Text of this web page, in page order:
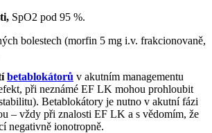
SpO2 pod 95 %.
bolestech (morfin 5 mg i.v. frakcionovaně,
betablokátorů v akutním managementu
při neznámé EF LK mohou prohloubit
Betablokátory je nutno v akutní fázi
– vždy při znalosti EF LK a s vědomím, že
negativně ionotropně.